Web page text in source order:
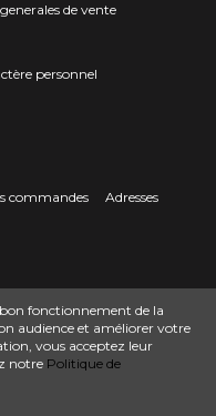
de vente
personnel
commandes
Adresses
0624436257
bon fonctionnement de la
audience et améliorer votre
vous acceptez leur
notre Politique de